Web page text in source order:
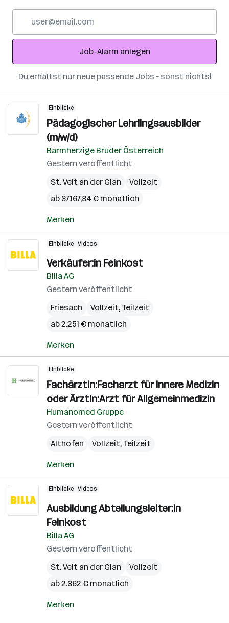
Adresse
Job-Alarm anlegen
Du erhältst nur neue passende Jobs – sonst nichts!
Einblicke
Pädagogischer Lehrlingsausbilder
(m/w/d)
Barmherzige Brüder Österreich
Gestern veröffentlicht
St. Veit an der Glan
Vollzeit
ab 37.167,34 € monatlich
Merken
Einblicke Videos
Verkäufer:in Feinkost
Billa AG
Gestern veröffentlicht
Friesach
Vollzeit, Teilzeit
ab 2.251 € monatlich
Merken
Einblicke
Fachärztin:Facharzt für Innere Medizin
oder Ärztin:Arzt für Allgemeinmedizin
Humanomed Gruppe
Gestern veröffentlicht
Althofen
Vollzeit, Teilzeit
Merken
Einblicke Videos
Ausbildung Abteilungsleiter:in
Feinkost
Billa AG
Gestern veröffentlicht
St. Veit an der Glan
Vollzeit
ab 2.362 € monatlich
Merken